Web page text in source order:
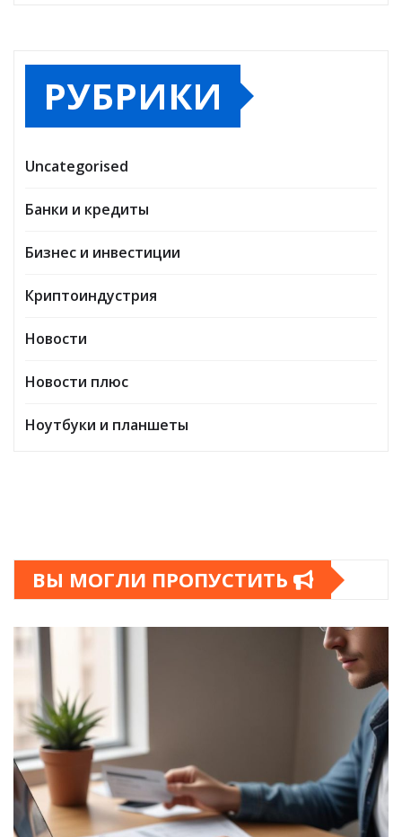
РУБРИКИ
Uncategorised
Банки и кредиты
Бизнес и инвестиции
Криптоиндустрия
Новости
Новости плюс
Ноутбуки и планшеты
ВЫ МОГЛИ ПРОПУСТИТЬ